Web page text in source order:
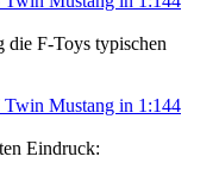
die F-Toys typischen
Eindruck: